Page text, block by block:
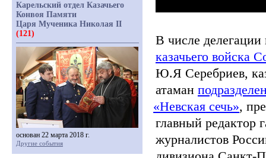
В числе делегации
казачьего войска
Ю.Я Серебриев,
атаман
«Невская сечь»,
главный редактор
журналистов
Карельский отдел Казачьего
Конвоя Памяти
Царя Мученика Николая II
(121)
основан 22 марта 2018 г.
Другие события